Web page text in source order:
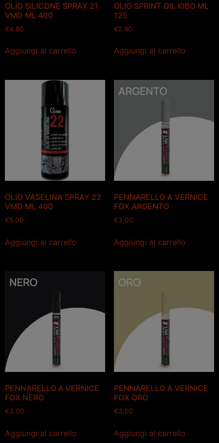
OLIO SILICONE SPRAY 21
VMD ML 400
€4.80
Aggiungi al carrello
OLIO SPRINT OIL KIBO ML
125
€2.80
Aggiungi al carrello
OLIO VASELINA SPRAY 22
VMD ML 400
€5.00
Aggiungi al carrello
PENNARELLO A VERNICE
FOX ARGENTO
€3.00
Aggiungi al carrello
PENNARELLO A VERNICE
FOX NERO
€3.00
Aggiungi al carrello
PENNARELLO A VERNICE
FOX ORO
€3.00
Aggiungi al carrello